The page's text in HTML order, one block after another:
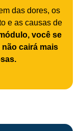
das dores, os
e as causas de
você se
cairá mais